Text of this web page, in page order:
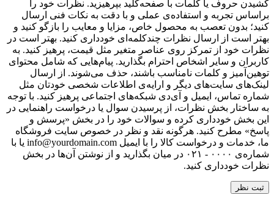
کشیدن حروف یا کلمات با صفحه‌کلید بپرهیزید. نظرات خود را
براساس تجربه و استفاده‌ی عملی و با دقت به نکات فنی ارسال
کنید؛ بدون تعصب به محصول خاص، مزایا و معایب را بازگو کنید و
بهتر است از ارسال نظرات چندکلمه‌‌ای خودداری کنید. بهتر است در
نظرات خود از تمرکز روی عناصر متغیر مثل قیمت، پرهیز کنید. به
کاربران و سایر اشخاص احترام بگذارید. پیام‌هایی که شامل محتوای
توهین‌آمیز و کلمات نامناسب باشند، حذف می‌شوند. از ارسال
لینک‌های سایت‌های دیگر و ارایه‌ی اطلاعات شخصی خودتان مثل
شماره تماس، ایمیل و آی‌دی شبکه‌های اجتماعی پرهیز کنید. با توجه
به ساختار بخش نظرات، از پرسیدن سوال یا درخواست راهنمایی در
این بخش خودداری کرده و سوالات خود را در بخش «پرسش و
پاسخ» مطرح کنید. هرگونه نقد و نظر در خصوص سایت فروشگاه
ما، خدمات و درخواست کالا را با ایمیل info@yourdomain.com یا با
شماره‌ی ۰۰۰۰ - ۰۲۱ در میان بگذارید و از نوشتن آن‌ها در بخش
نظرات خودداری کنید.
ثبت نظر